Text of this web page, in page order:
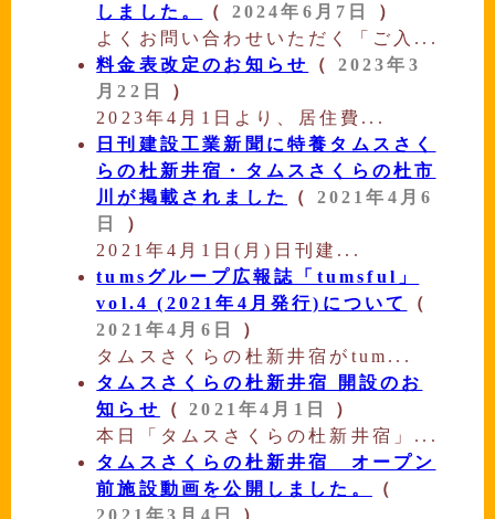
しました。
（ 2024年6月7日
）
よくお問い合わせいただく「ご入...
料金表改定のお知らせ
（ 2023年3
月22日
）
2023年4月1日より、居住費...
日刊建設工業新聞に特養タムスさく
らの杜新井宿・タムスさくらの杜市
川が掲載されました
（ 2021年4月6
日
）
2021年4月1日(月)日刊建...
tumsグループ広報誌「tumsful」
vol.4 (2021年4月発行)について
（
2021年4月6日
）
タムスさくらの杜新井宿がtum...
タムスさくらの杜新井宿 開設のお
知らせ
（2021年4月1日
）
本日「タムスさくらの杜新井宿」...
タムスさくらの杜新井宿 オープン
前施設動画を公開しました。
（
2021年3月4日
）